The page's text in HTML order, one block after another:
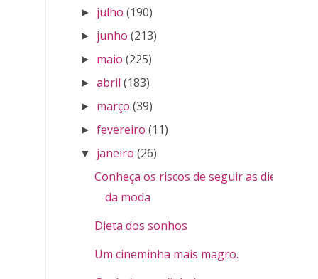
► julho (190)
► junho (213)
► maio (225)
►abril (183)
► março (39)
►fevereiro (11)
▼ janeiro (26)
Conheça os riscos de seguir as dietas
da moda
Dieta dos sonhos
Um cineminha mais magro.